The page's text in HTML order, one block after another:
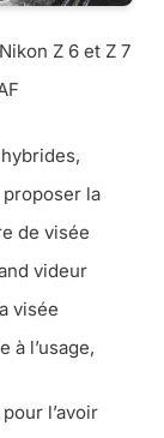
Z 6 et Z 7
la
de visée
videur
visée
l’usage,
l’avoir